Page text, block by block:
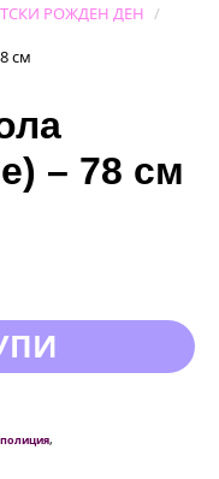
РОЖДЕН ДЕН
см
– 78 см
,